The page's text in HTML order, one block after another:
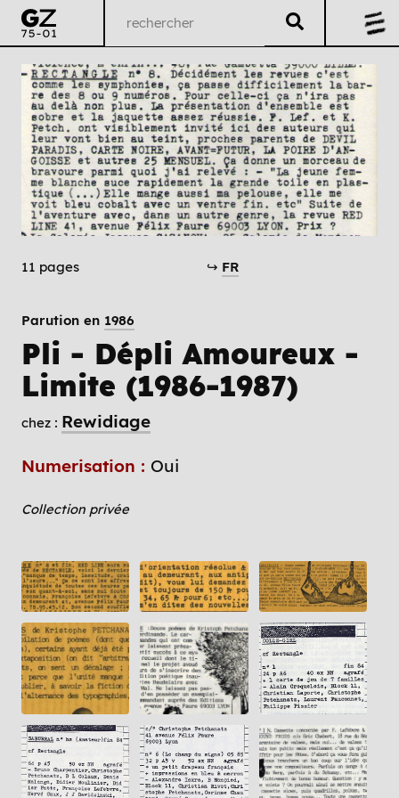
11 pages ↪ FR
Parution en 1986
Pli - Dépli Amoureux -
Limite (1986-1987)
chez : Rewidiage
Numerisation : Oui
Collection privée